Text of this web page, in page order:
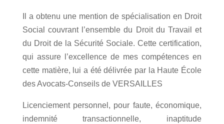
Il a obtenu une mention de spécialisation en Droit
Social couvrant l’ensemble du Droit du Travail et
du Droit de la Sécurité Sociale. Cette certification,
qui assure l’excellence de mes compétences en
cette matière, lui a été délivrée par la Haute École
des Avocats-Conseils de VERSAILLES
Licenciement personnel, pour faute, économique,
indemnité transactionnelle, inaptitude